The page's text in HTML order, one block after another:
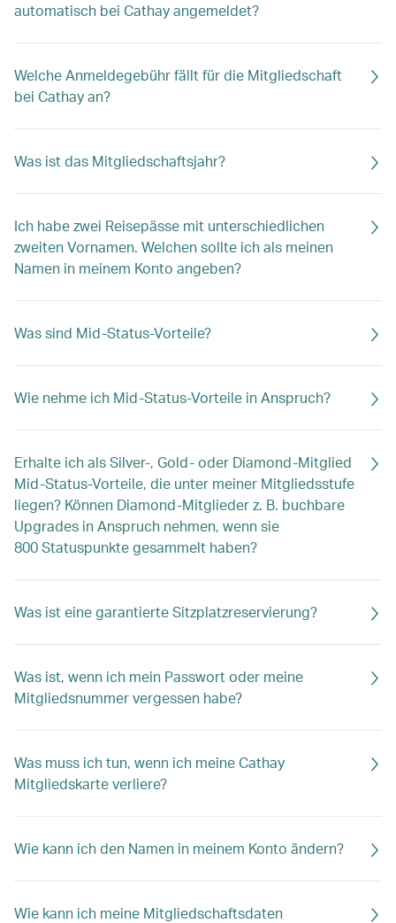
automatisch bei Cathay angemeldet?
Welche Anmeldegebühr fällt für die Mitgliedschaft
bei Cathay an?
Was ist das Mitgliedschaftsjahr?
Ich habe zwei Reisepässe mit unterschiedlichen
zweiten Vornamen. Welchen sollte ich als meinen
Namen in meinem Konto angeben?
Was sind Mid-Status-Vorteile?
Wie nehme ich Mid-Status-Vorteile in Anspruch?
Erhalte ich als Silver-, Gold- oder Diamond-Mitglied
Mid-Status-Vorteile, die unter meiner Mitgliedsstufe
liegen? Können Diamond-Mitglieder z. B. buchbare
Upgrades in Anspruch nehmen, wenn sie
800 Statuspunkte gesammelt haben?
Was ist eine garantierte Sitzplatzreservierung?
Was ist, wenn ich mein Passwort oder meine
Mitgliedsnummer vergessen habe?
Was muss ich tun, wenn ich meine Cathay
Mitgliedskarte verliere?
Wie kann ich den Namen in meinem Konto ändern?
Wie kann ich meine Mitgliedschaftsdaten